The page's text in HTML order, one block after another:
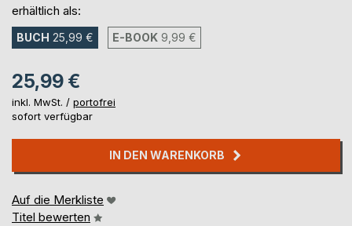
erhältlich als:
BUCH 25,99 € E-BOOK 9,99 €
25,99 €
inkl. MwSt. / portofrei
sofort verfügbar
IN DEN WARENKORB
Auf die Merkliste
Titel bewerten